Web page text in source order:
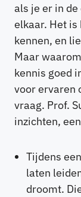
als je er in
elkaar. Het is
kennen, en
Maar
kennis goed
voor ervaren
vraag. Prof.
inzichten,
Tijdens
laten
droomt.